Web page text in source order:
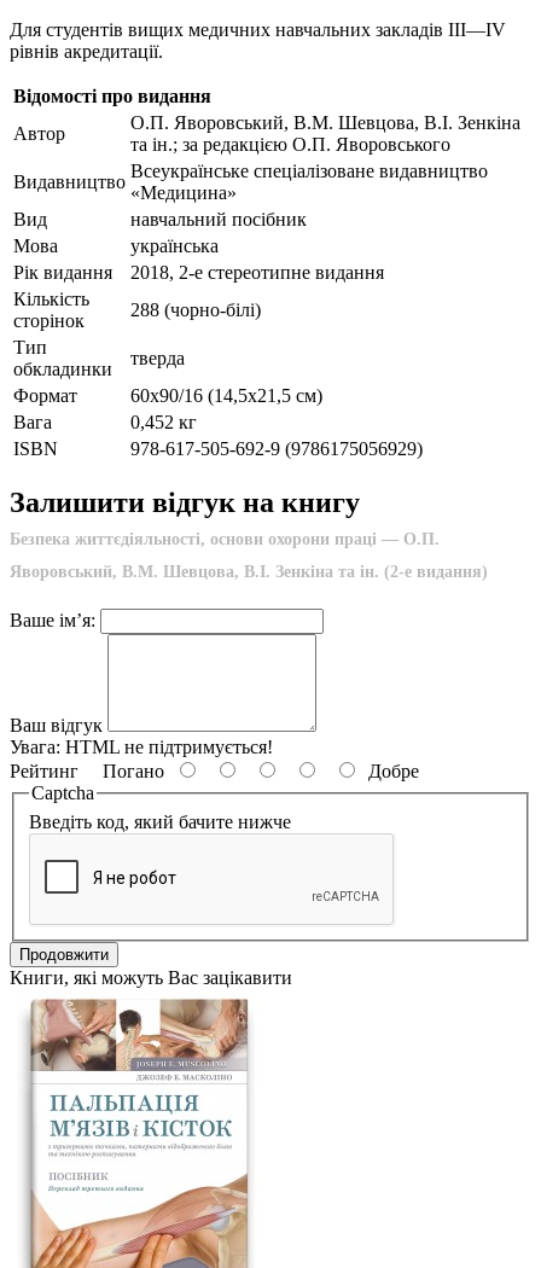
Для студентів вищих медичних навчальних закладів ІІІ—ІV
рівнів акредитації.
Відомості про видання
Автор
О.П. Яворовський, В.М. Шевцова, В.І. Зенкіна
та ін.; за редакцією О.П. Яворовського
Видавництво
Всеукраїнське спеціалізоване видавництво
«Медицина»
Вид
навчальний посібник
Мова
українська
Рік видання
2018, 2-е стереотипне видання
Кількість
сторінок
288 (чорно-білі)
Тип
обкладинки
тверда
Формат
60х90/16 (14,5х21,5 см)
Вага
0,452 кг
ISBN
978-617-505-692-9 (9786175056929)
Залишити відгук на книгу
Безпека життєдіяльності, основи охорони праці — О.П.
Яворовський, В.М. Шевцова, В.І. Зенкіна та ін. (2-е видання)
Ваше ім’я:
Ваш відгук
Увага: HTML не підтримується!
Рейтинг Погано
Добре
Captcha
Введіть код, який бачите нижче
Продовжити
Книги, які можуть Вас зацікавити